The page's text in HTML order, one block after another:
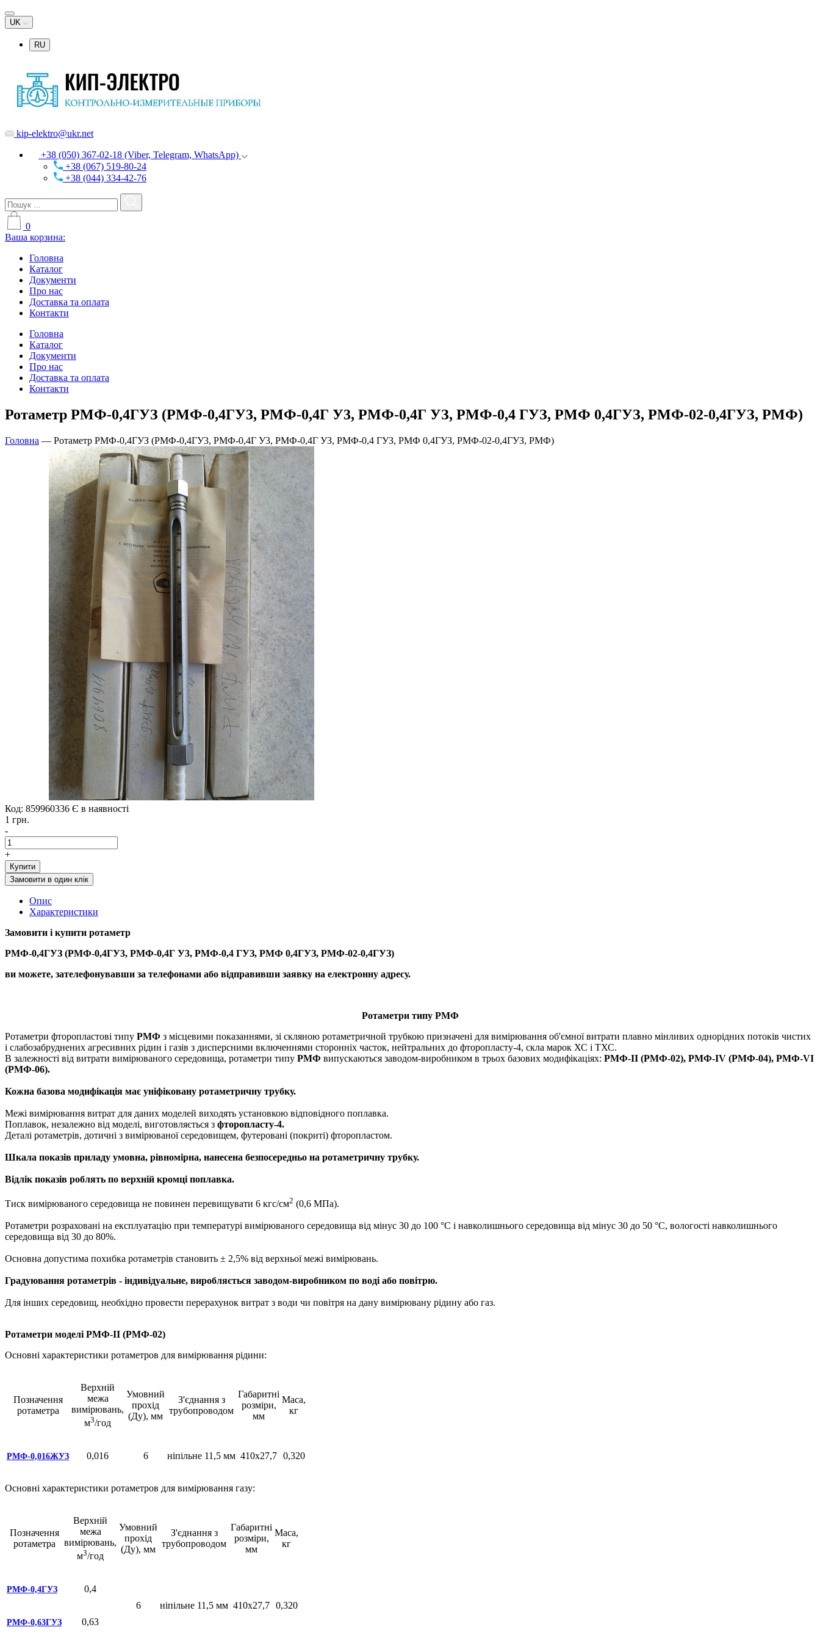
UK
RU
kip-elektro@ukr.net
+38 (050) 367-02-18 (Viber, Telegram, WhatsApp)
+38 (067) 519-80-24
+38 (044) 334-42-76
0
Ваша корзина:
Головна
Каталог
Документи
Про нас
Доставка та оплата
Контакти
Головна
Каталог
Документи
Про нас
Доставка та оплата
Контакти
Ротаметр РМФ-0,4ГУЗ (РМФ-0,4ГУ3, РМФ-0,4Г У3, РМФ-0,4Г УЗ, РМФ-0,4 ГУЗ, РМФ 0,4ГУЗ, РМФ-02-0,4ГУЗ, РМФ)
Головна — Ротаметр РМФ-0,4ГУЗ (РМФ-0,4ГУ3, РМФ-0,4Г У3, РМФ-0,4Г УЗ, РМФ-0,4 ГУЗ, РМФ 0,4ГУЗ, РМФ-02-0,4ГУЗ, РМФ)
Код: 859960336 Є в наявності
1 грн.
-
+
Купити
Замовити в один клік
Опис
Характеристики
Замовити і купити ротаметр
РМФ-0,4ГУЗ (РМФ-0,4ГУ3, РМФ-0,4Г У3, РМФ-0,4 ГУЗ, РМФ 0,4ГУЗ, РМФ-02-0,4ГУЗ)
ви можете, зателефонувавши за телефонами або відправивши заявку на електронну адресу.
Ротаметри типу РМФ
Ротаметри фторопластові типу РМФ з місцевими показаннями, зі скляною ротаметричной трубкою призначені для вимірювання об'ємної витрати плавно мінливих однорідних потоків чистих
і слабозабруднених агресивних рідин і газів з дисперсними включеннями сторонніх часток, нейтральних до фторопласту-4, скла марок ХС і ТХС.
В залежності від витрати вимірюваного середовища, ротаметри типу РМФ випускаються заводом-виробником в трьох базових модифікаціях: РМФ-II (РМФ-02), РМФ-IV (РМФ-04), РМФ-VI
(РМФ-06).
Кожна базова модифікація має уніфіковану ротаметричну трубку.
Межі вимірювання витрат для даних моделей виходять установкою відповідного поплавка.
Поплавок, незалежно від моделі, виготовляється з фторопласту-4.
Деталі ротаметрів, дотичні з вимірюваної середовищем, футеровані (покриті) фторопластом.
Шкала показів приладу умовна, рівномірна, нанесена безпосередньо на ротаметричну трубку.
Відлік показів роблять по верхній кромці поплавка.
Тиск вимірюваного середовища не повинен перевищувати 6 кгс/см2 (0,6 МПа).
Ротаметри розраховані на експлуатацію при температурі вимірюваного середовища від мінус 30 до 100 °С і навколишнього середовища від мінус 30 до 50 °С, вологості навколишнього
середовища від 30 до 80%.
Основна допустима похибка ротаметрів становить ± 2,5% від верхньої межі вимірювань.
Градуювання ротаметрів - індивідуальне, виробляється заводом-виробником по воді або повітрю.
Для інших середовищ, необхідно провести перерахунок витрат з води чи повітря на дану вимірювану рідину або газ.
Ротаметри моделі РМФ-II (РМФ-02)
Основні характеристики ротаметров для вимірювання рідини:
Позначення
ротаметра
Верхній
межа
вимірювань,
м3/год
Умовний
прохід
(Ду), мм
З'єднання з
трубопроводом
Габаритні
розміри,
мм
Маса,
кг
РМФ-0,016ЖУЗ 0,016 6 ніпільне 11,5 мм 410х27,7 0,320
Основні характеристики ротаметров для вимірювання газу:
Позначення
ротаметра
Верхній
межа
вимірювань,
м3/год
Умовний
прохід
(Ду), мм
З'єднання з
трубопроводом
Габаритні
розміри,
мм
Маса,
кг
РМФ-0,4ГУЗ
0,4
6
ніпільне 11,5 мм 410х27,7 0,320
РМФ-0,63ГУЗ 0,63